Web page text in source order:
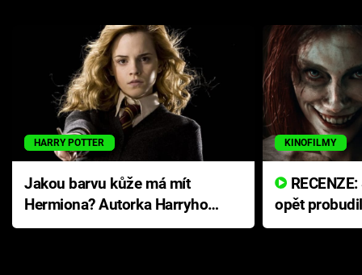
HARRY POTTER
Jakou barvu kůže má mít
Hermiona? Autorka Harryho
Pottera přišla s ráznou
KINOFILMY
opět
přichází s